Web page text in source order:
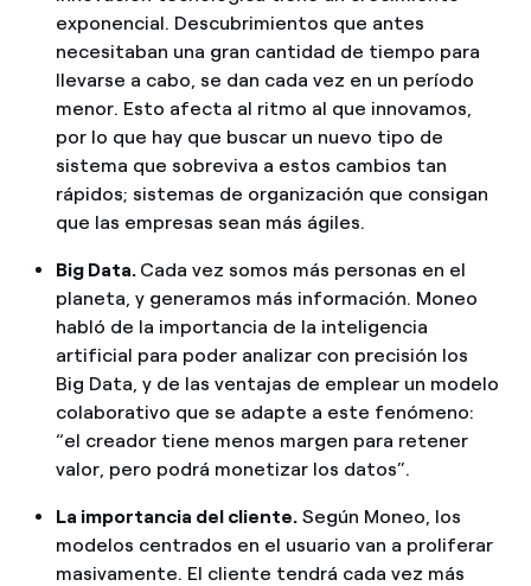
exponencial. Descubrimientos que antes
necesitaban una gran cantidad de tiempo para
llevarse a cabo, se dan cada vez en un período
menor. Esto afecta al ritmo al que innovamos,
por lo que hay que buscar un nuevo tipo de
sistema que sobreviva a estos cambios tan
rápidos; sistemas de organización que consigan
que las empresas sean más ágiles.
Big Data. Cada vez somos más personas en el
planeta, y generamos más información. Moneo
habló de la importancia de la inteligencia
artificial para poder analizar con precisión los
Big Data, y de las ventajas de emplear un modelo
colaborativo que se adapte a este fenómeno:
“el creador tiene menos margen para retener
valor, pero podrá monetizar los datos”.
La importancia del cliente.Según Moneo, los
modelos centrados en el usuario van a proliferar
masivamente. El cliente tendrá cada vez más